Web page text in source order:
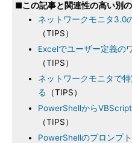
■この記事と関連性の高い別
ネットワークモニタ3.0
（TIPS）
Excelでユーザー定義の
（TIPS）
ネットワークモニタで
る （TIPS）
PowerShellから
（TIPS）
PowerShellのプロンプ